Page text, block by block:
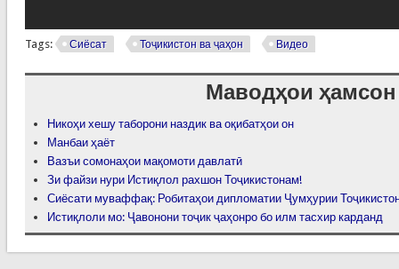
Tags: Сиёсат Тоҷикистон ва ҷаҳон Видео
Маводҳои ҳамсон
Никоҳи хешу таборони наздик ва оқибатҳои он
Манбаи ҳаёт
Вазъи сомонаҳои мақомоти давлатӣ
Зи файзи нури Истиқлол рахшон Тоҷикистонам!
Сиёсати муваффақ: Робитаҳои дипломатии Ҷумҳурии
Истиқлоли мо: Ҷавонони тоҷик ҷаҳонро бо илм тасхир карданд